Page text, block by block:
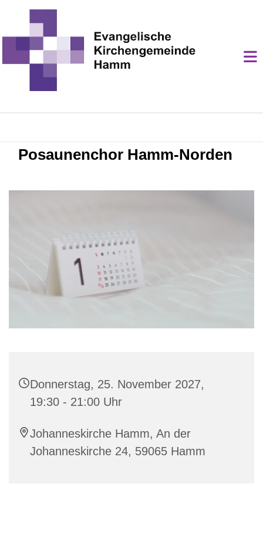
Posaunenchor Hamm-Norden
Donnerstag, 25. November 2027,
19:30 - 21:00 Uhr
Johanneskirche Hamm, An der
Johanneskirche 24, 59065 Hamm